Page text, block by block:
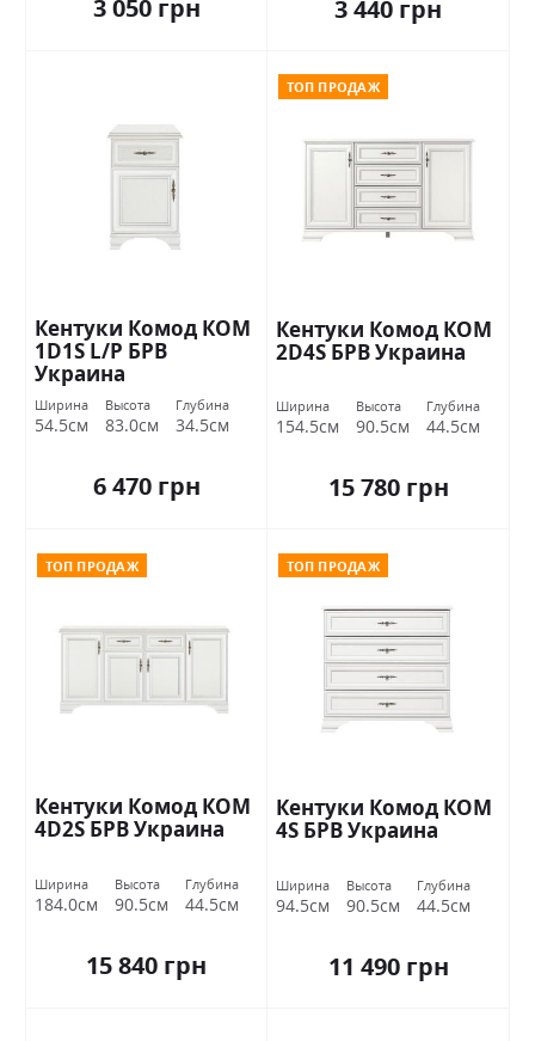
3 050 грн 3 440 грн
Кентуки Комод КОМ
1D1S L/P БРВ
Украина
Ширина
54.5см
Высота
83.0см
Глубина
34.5см
6 470 грн
ТОП ПРОДАЖ
Кентуки Комод КОМ
2D4S БРВ Украина
Ширина
154.5см
Высота
90.5см
Глубина
44.5см
15 780 грн
ТОП ПРОДАЖ
Кентуки Комод КОМ
4D2S БРВ Украина
Ширина
184.0см
Высота
90.5см
Глубина
44.5см
15 840 грн
ТОП ПРОДАЖ
Кентуки Комод КОМ
4S БРВ Украина
Ширина
94.5см
Высота
90.5см
Глубина
44.5см
11 490 грн